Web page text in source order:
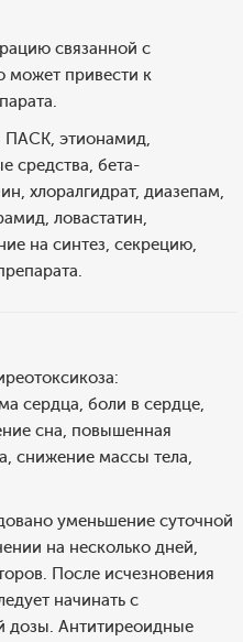
связанной с
может привести к
ПАСК, этионамид,
средства, бета-
хлоралгидрат, диазепам,
ловастатин,
на синтез, секрецию,
сердца, боли в сердце,
сна, повышенная
снижение массы тела,
уменьшение суточной
на несколько дней,
После исчезновения
начинать с
дозы. Антитиреоидные